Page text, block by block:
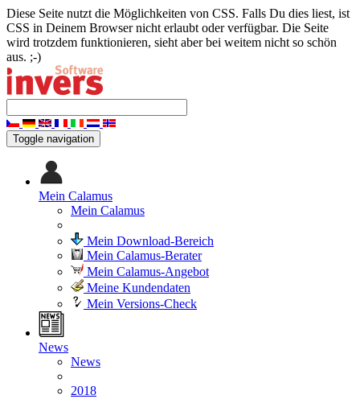
Diese Seite nutzt die Möglichkeiten von CSS. Falls Du dies liest, ist
CSS in Deinem Browser nicht erlaubt oder verfügbar. Die Seite
wird trotzdem funktionieren, sieht aber bei weitem nicht so schön
aus. ;-)
Toggle navigation
Mein Calamus
Mein Calamus
Mein Download-Bereich
Mein Calamus-Berater
Mein Calamus-Angebot
Meine Kundendaten
Mein Versions-Check
News
News
2018